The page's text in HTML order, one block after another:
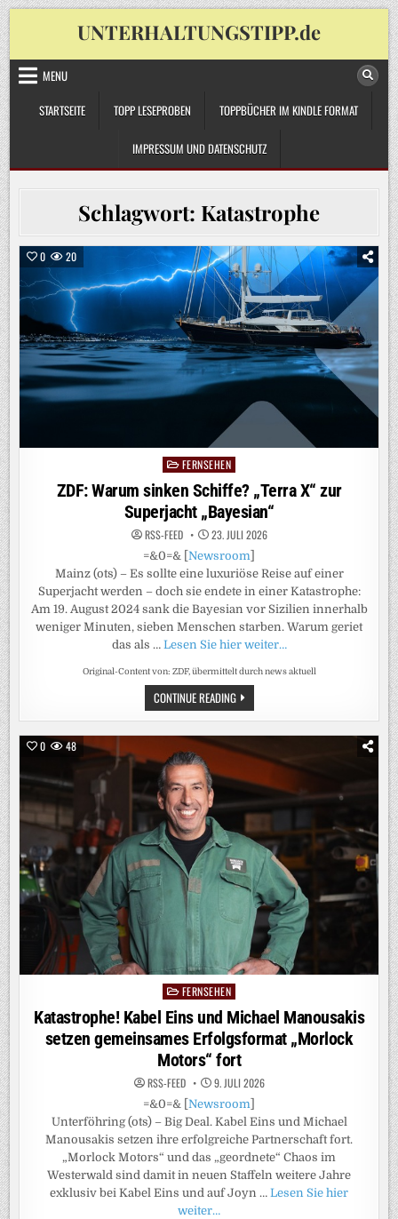
Skip
to
content
UNTERHALTUNGSTIPP.de
MENU
STARTSEITE
TOPP LESEPROBEN TOPPBÜCHER IM KINDLE FORMAT
IMPRESSUM UND DATENSCHUTZ
Schlagwort: Katastrophe
0 20
Posted
in
FERNSEHEN
ZDF: Warum sinken Schiffe? „Terra X“ zur
Superjacht „Bayesian“
RSS-FEED 23. JULI 2026
=&0=& [ Newsroom
Mainz (ots) – Es sollte eine luxuriöse Reise auf einer
Superjacht werden – doch sie endete in einer Katastrophe:
Am 19. August 2024 sank die Bayesian vor Sizilien innerhalb
weniger Minuten, sieben Menschen starben. Warum geriet
das als … Lesen Sie hier weiter…
Original-Content von: ZDF, übermittelt durch news aktuell
CONTINUE READINGZDF:
WARUM
SINKEN
SCHIFFE?
X“
SUPERJACHT
„BAYESIAN“
0 48
Posted
in
FERNSEHEN
Katastrophe! Kabel Eins und Michael Manousakis
setzen gemeinsames Erfolgsformat „Morlock
Motors“ fort
RSS-FEED 9. JULI 2026
=&0=& [ Newsroom
Unterföhring (ots) – Big Deal. Kabel Eins und Michael
Manousakis setzen ihre erfolgreiche Partnerschaft fort.
„Morlock Motors“ und das „geordnete“ Chaos im
Westerwald sind damit in neuen Staffeln weitere Jahre
exklusiv bei Kabel Eins und auf Joyn … Lesen Sie hier
weiter…